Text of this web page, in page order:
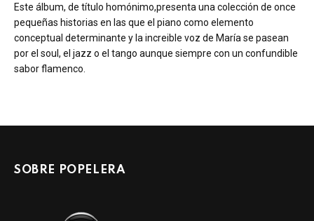
Este álbum, de título homónimo,presenta una colección de once
pequeñas historias en las que el piano como elemento
conceptual determinante y la increible voz de María se pasean
por el soul, el jazz o el tango aunque siempre con un confundible
sabor flamenco.
SOBRE POPELERA